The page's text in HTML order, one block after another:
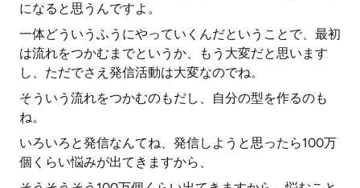
になると思うんですよ。
一体どういうふうにやっていくんだということで、最初
は流れをつかむまでというか、もう大変だと思います
し、ただでさえ発信活動は大変なのでね。
そういう流れをつかむのもだし、自分の型を作るのも
ね。
いろいろと発信なんてね、発信しようと思ったら100万
個くらい悩みが出てきますから、